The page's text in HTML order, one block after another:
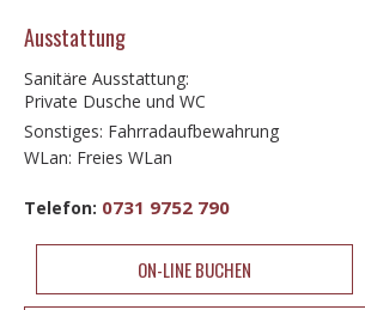
Ausstattung
Sanitäre Ausstattung:
Private Dusche und WC
Sonstiges: Fahrradaufbewahrung
WLan: Freies WLan
Telefon: 0731 9752 790
ON-LINE BUCHEN